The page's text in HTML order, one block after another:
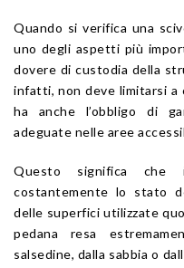
Quando si verifica una
uno degli aspetti più
dovere di custodia della
infatti, non deve limitarsi a
ha anche l’obbligo di
adeguate nelle aree
Questo significa che
costantemente lo stato
delle superfici utilizzate
pedana resa
salsedine, dalla sabbia o